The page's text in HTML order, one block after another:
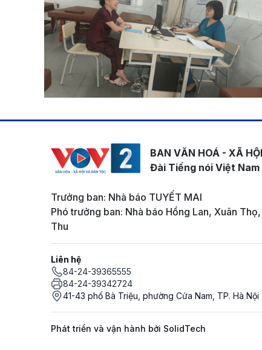
BAN VĂN HOÁ - XÃ
Đài Tiếng nói Việt Nam
Trưởng ban: Nhà báo TUYẾT MAI
Phó trưởng ban: Nhà báo Hồng Lan, Xuân
Thu
Liên hệ
84-24-39365555
84-24-39342724
41-43 phố Bà Triệu, phường Cửa Nam, TP. Hà Nội
Phát triển và vận hành bởi SolidTech